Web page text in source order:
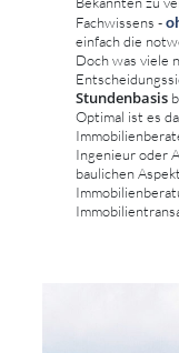
Fachwissens -
einfach die
Doch was viele
Stundenbasis
Optimal ist es
Ingenieur oder
baulichen